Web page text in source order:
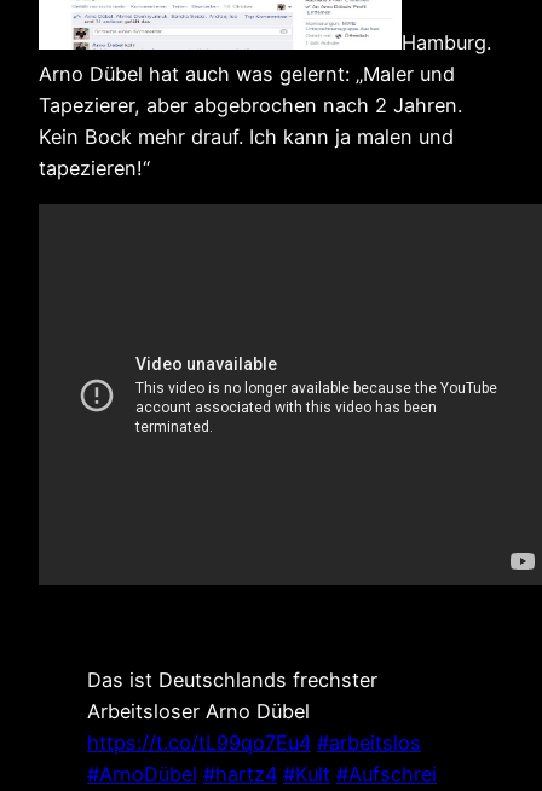
Hamburg.
Arno Dübel hat auch was gelernt: „Maler und
Tapezierer, aber abgebrochen nach 2 Jahren.
Kein Bock mehr drauf. Ich kann ja malen und
tapezieren!“
Das ist Deutschlands frechster
Arbeitsloser Arno Dübel
https://t.co/tL99qo7Eu4 #arbeitslos
#ArnoDübel #hartz4 #Kult #Aufschrei